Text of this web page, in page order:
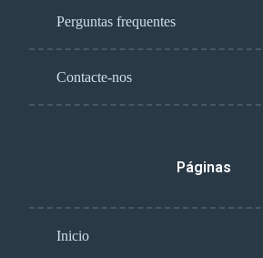
Perguntas frequentes
Contacte-nos
Páginas
Inicio